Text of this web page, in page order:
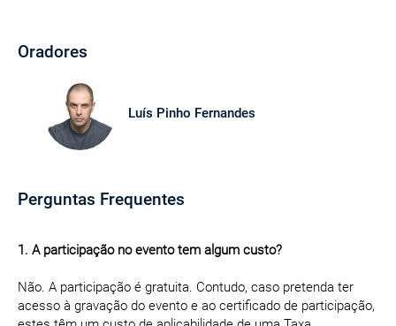
Oradores
Luís Pinho Fernandes
Perguntas Frequentes
1. A participação no evento tem algum custo?
Não. A participação é gratuita. Contudo, caso pretenda ter
acesso à gravação do evento e ao certificado de participação,